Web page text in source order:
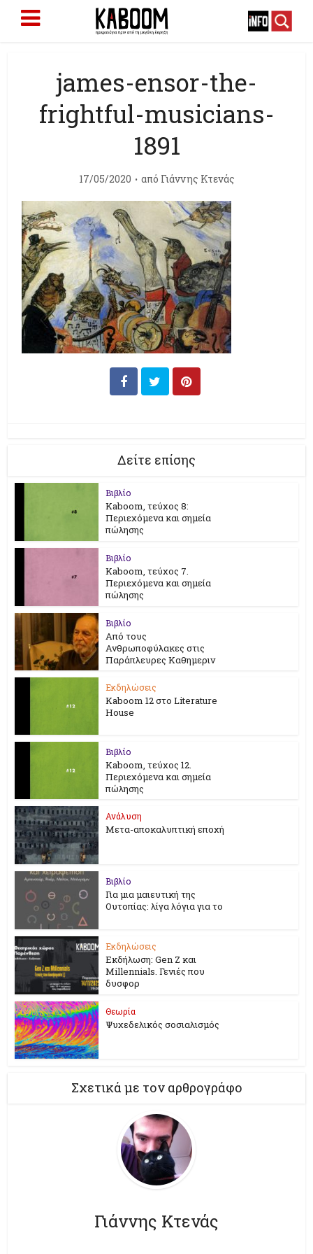
james-ensor-the-
frightful-musicians-
1891
17/05/2020 από Γιάννης Κτενάς
Δείτε επίσης
Βιβλίο
Kaboom, τεύχος 8:
Περιεχόμενα και σημεία
πώλησης
Βιβλίο
Kaboom, τεύχος 7.
Περιεχόμενα και σημεία
πώλησης
Βιβλίο
Από τους
Ανθρωποφύλακες στις
Παράπλευρες Καθημεριν
Εκδηλώσεις
Kaboom 12 στο Literature
House
Βιβλίο
Kaboom, τεύχος 12.
Περιεχόμενα και σημεία
πώλησης
Ανάλυση
Μετα-αποκαλυπτική εποχή
Βιβλίο
Για μια μαιευτική της
Ουτοπίας: λίγα λόγια για το
Εκδηλώσεις
Εκδήλωση: Gen Z και
Millennials. Γενιές που
δυσφορ
Θεωρία
Ψυχεδελικός σοσιαλισμός
Σχετικά με τον αρθρογράφο
Γιάννης Κτενάς